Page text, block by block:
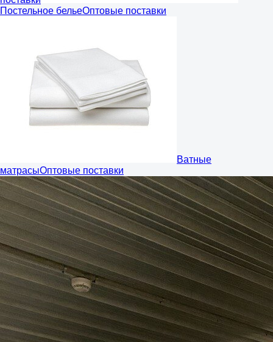
Постельное бельеОптовые поставки
Ватные
матрасыОптовые поставки